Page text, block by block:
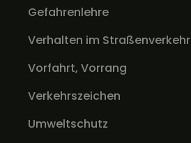
Gefahrenlehre
Verhalten im Straßenverkehr
Vorfahrt, Vorrang
Verkehrszeichen
Umweltschutz